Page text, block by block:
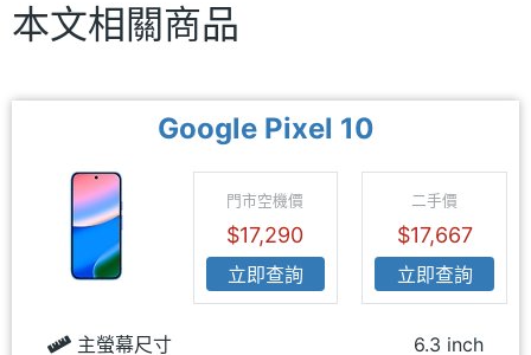
本文相關商品
Google Pixel 10
門市空機價
$17,290
立即查詢
二手價
$17,667
立即查詢
主螢幕尺寸 6.3 inch